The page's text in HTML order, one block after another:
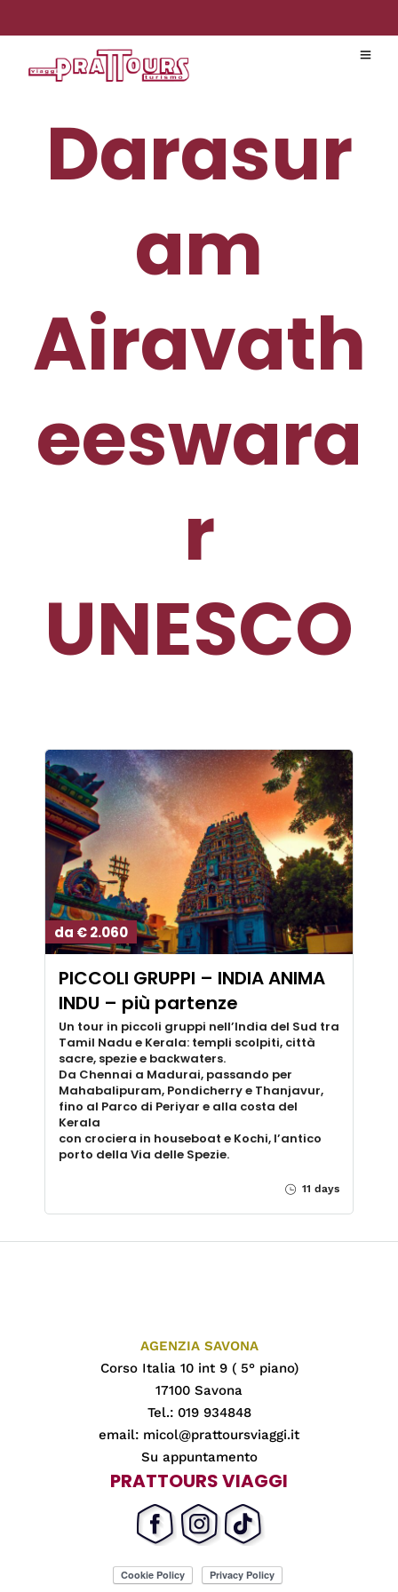
Darasur
am
Airavath
eeswara
r
UNESCO
da € 2.060
PICCOLI GRUPPI – INDIA ANIMA
INDU – più partenze
Un tour in piccoli gruppi nell’India del Sud tra
Tamil Nadu e Kerala: templi scolpiti, città
sacre, spezie e backwaters.
Da Chennai a Madurai, passando per
Mahabalipuram, Pondicherry e Thanjavur,
fino al Parco di Periyar e alla costa del
Kerala
con crociera in houseboat e Kochi, l’antico
porto della Via delle Spezie.
11 days
AGENZIA SAVONA
Corso Italia 10 int 9 ( 5° piano)
17100 Savona
Tel.: 019 934848
email: micol@prattoursviaggi.it
Su appuntamento
PRATTOURS VIAGGI